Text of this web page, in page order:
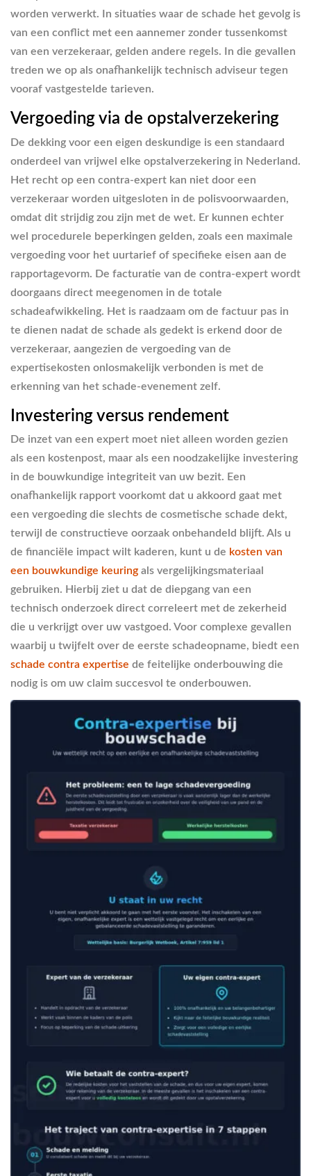
worden verwerkt. In situaties waar de schade het gevolg is
van een conflict met een aannemer zonder tussenkomst
van een verzekeraar, gelden andere regels. In die gevallen
treden we op als onafhankelijk technisch adviseur tegen
vooraf vastgestelde tarieven.
Vergoeding via de opstalverzekering
De dekking voor een eigen deskundige is een standaard
onderdeel van vrijwel elke opstalverzekering in Nederland.
Het recht op een contra-expert kan niet door een
verzekeraar worden uitgesloten in de polisvoorwaarden,
omdat dit strijdig zou zijn met de wet. Er kunnen echter
wel procedurele beperkingen gelden, zoals een maximale
vergoeding voor het uurtarief of specifieke eisen aan de
rapportagevorm. De facturatie van de contra-expert wordt
doorgaans direct meegenomen in de totale
schadeafwikkeling. Het is raadzaam om de factuur pas in
te dienen nadat de schade als gedekt is erkend door de
verzekeraar, aangezien de vergoeding van de
expertisekosten onlosmakelijk verbonden is met de
erkenning van het schade-evenement zelf.
Investering versus rendement
De inzet van een expert moet niet alleen worden gezien
als een kostenpost, maar als een noodzakelijke investering
in de bouwkundige integriteit van uw bezit. Een
onafhankelijk rapport voorkomt dat u akkoord gaat met
een vergoeding die slechts de cosmetische schade dekt,
terwijl de constructieve oorzaak onbehandeld blijft. Als u
de financiële impact wilt kaderen, kunt u de kosten van
een bouwkundige keuring als vergelijkingsmateriaal
gebruiken. Hierbij ziet u dat de diepgang van een
technisch onderzoek direct correleert met de zekerheid
die u verkrijgt over uw vastgoed. Voor complexe gevallen
waarbij u twijfelt over de eerste schadeopname, biedt een
schade contra expertise de feitelijke onderbouwing die
nodig is om uw claim succesvol te onderbouwen.